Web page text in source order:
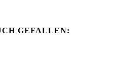
GEFALLEN: